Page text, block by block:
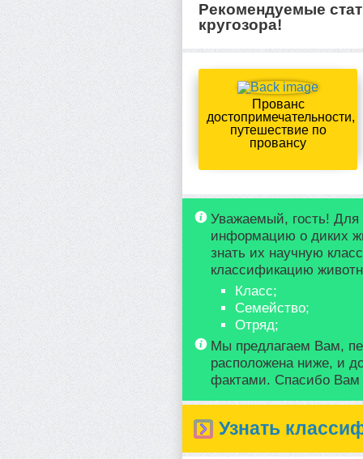
Рекомендуемые
кругозора!
Прованс
достопримечательности,
путешествие по
провансу
Уважаемый, гость! Для
информацию о диких
знать их научную
классификацию
Класс;
Семейство;
Отряд;
Мы предлагаем Вам,
расположена ниже, и
фактами. Спасибо
Узнать